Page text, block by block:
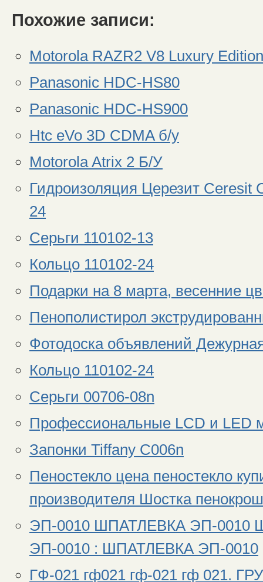
Похожие записи:
Motorola RAZR2 V8 Luxury Edition
Panasonic HDC-HS80
Panasonic HDC-HS900
Htc eVo 3D CDMA б/у
Motorola Atrix 2 Б/У
Гидроизоляция Церезит Ceresit
24
Серьги 110102-13
Кольцо 110102-24
Подарки на 8 марта, весенние
Пенополистирол
Фотодоска объявлений
Кольцо 110102-24
Серьги 00706-08n
Профессиональные LCD и LED
Запонки Tiffany C006n
Пеностекло цена пеностекло
производителя Шостка
ЭП-0010 ШПАТЛЕВКА ЭП-0010
ЭП-0010 : ШПАТЛЕВКА ЭП-0010
ГФ-021 гф021 гф-021 гф 021.